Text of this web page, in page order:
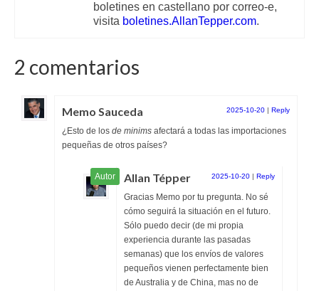
boletines en castellano por correo-e,
visita boletines.AllanTepper.com.
2 comentarios
Memo Sauceda 2025-10-20 Reply
¿Esto de los de minims afectará a todas las importaciones
pequeñas de otros países?
Allan Tépper 2025-10-20 Reply
Gracias Memo por tu pregunta. No sé
cómo seguirá la situación en el futuro.
Sólo puedo decir (de mi propia
experiencia durante las pasadas
semanas) que los envíos de valores
pequeños vienen perfectamente bien
de Australia y de China, mas no de